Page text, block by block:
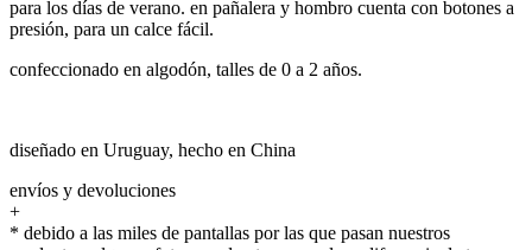
para los días de verano. en pañalera y hombro cuenta con botones a
presión, para un calce fácil.
confeccionado en algodón, talles de 0 a 2 años.
diseñado en Uruguay, hecho en China
envíos y devoluciones
+
* debido a las miles de pantallas por las que pasan nuestros